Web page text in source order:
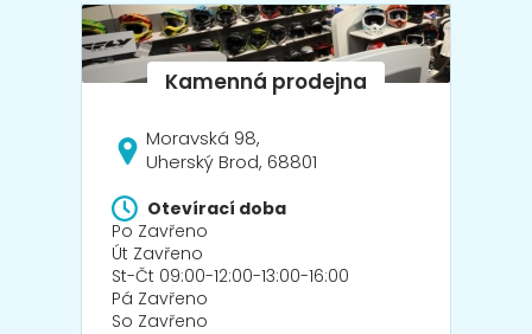
Moravská 98,
Uherský Brod, 68801
Otevírací doba
Po Zavřeno
Út Zavřeno
St-Čt 09:00-12:00-13:00-16:00
Pá Zavřeno
So Zavřeno